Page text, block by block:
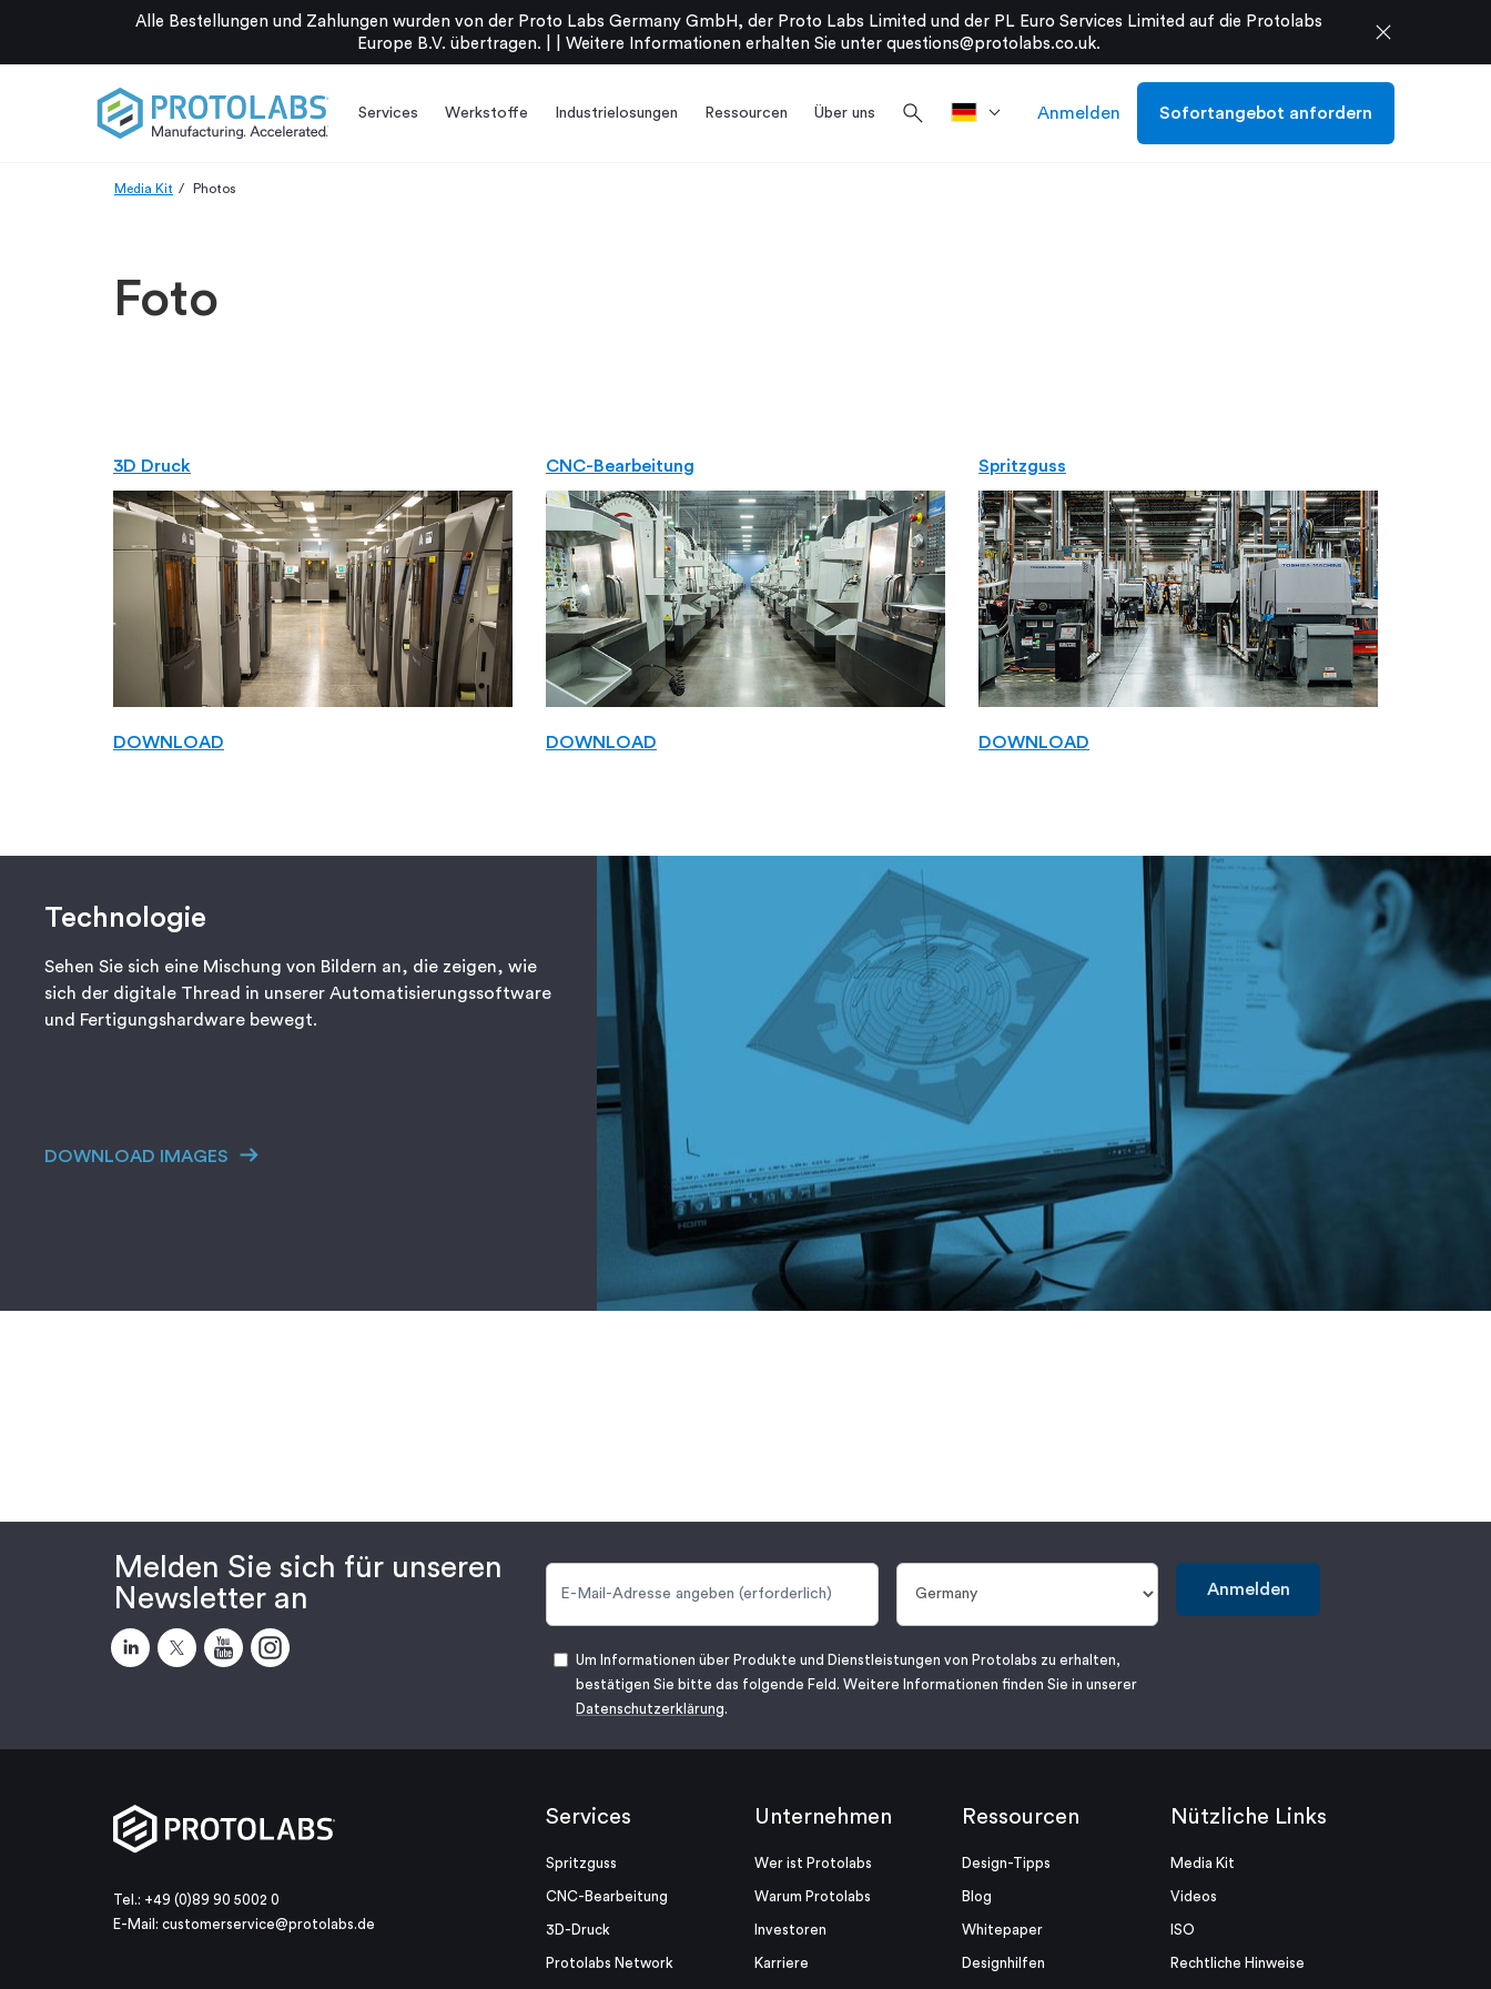
Alle Bestellungen und Zahlungen wurden von der Proto Labs Germany GmbH, der Proto Labs Limited und der PL Euro Services Limited auf die Protolabs
Europe B.V. übertragen. |
Weitere Informationen erhalten Sie unter questions@protolabs.co.uk. close
Services Werkstoffe Industrielosungen Ressourcen Über uns search Anmelden Sofortangebot anfordern
Media Kit Photos
Foto
3D Druck
DOWNLOAD
CNC-Bearbeitung
DOWNLOAD
Spritzguss
DOWNLOAD
Technologie
Sehen Sie sich eine Mischung von Bildern an, die zeigen, wie
sich der digitale Thread in unserer Automatisierungssoftware
und Fertigungshardware bewegt.
DOWNLOAD IMAGES
Melden Sie sich für unseren
Newsletter an
Anmelden
Um Informationen über Produkte und Dienstleistungen von Protolabs zu erhalten,
bestätigen Sie bitte das folgende Feld. Weitere Informationen finden Sie in unserer
Datenschutzerklärung
Tel.: +49 (0)89 90 5002 0
E-Mail: customerservice@protolabs.de
Services
Spritzguss
CNC-Bearbeitung
3D-Druck
Protolabs Network
Unternehmen
Wer ist Protolabs
Warum Protolabs
Investoren
Karriere
Ressourcen
Design-Tipps
Blog
Whitepaper
Designhilfen
Nützliche Links
Media Kit
Videos
ISO
Rechtliche Hinweise